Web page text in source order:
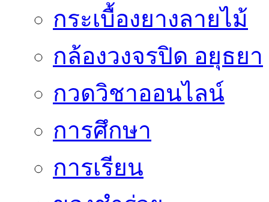
กระเบื้องยางลายไม้
กล้องวงจรปิด อยุธยา
กวดวิชาออนไลน์
การศึกษา
การเรียน